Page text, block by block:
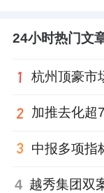
24小时热门文
4